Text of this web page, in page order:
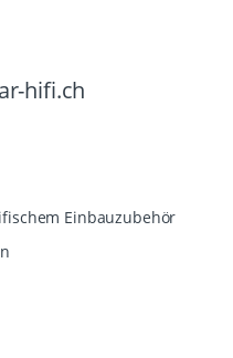
hifi.ch
Einbauzubehör